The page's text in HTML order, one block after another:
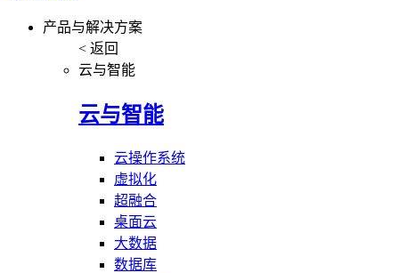
产品与解决方案
< 返回
云与智能
云与智能
云操作系统
虚拟化
超融合
桌面云
大数据
数据库